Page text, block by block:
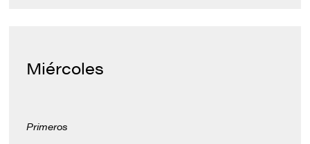
Miércoles
Primeros